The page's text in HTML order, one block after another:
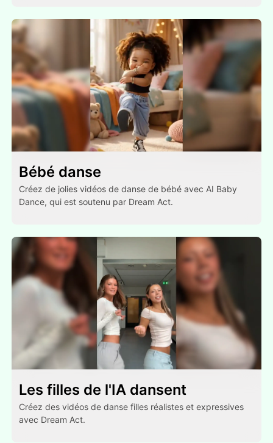
Bébé danse
Créez de jolies vidéos de danse de bébé avec AI Baby
Dance, qui est soutenu par Dream Act.
Les filles de l'IA dansent
Créez des vidéos de danse filles réalistes et expressives
avec Dream Act.